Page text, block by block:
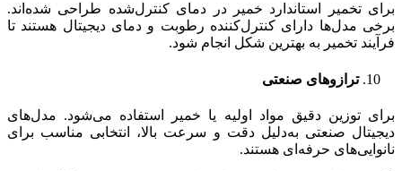
برای تخمیر استاندارد خمیر در دمای کنترل‌شده طراحی شده‌اند.
برخی مدل‌ها دارای کنترل‌کننده رطوبت و دمای دیجیتال هستند تا
فرآیند تخمیر به بهترین شکل انجام شود.
ترازوهای صنعتی
برای توزین دقیق مواد اولیه یا خمیر استفاده می‌شود. مدل‌های
دیجیتال صنعتی به‌دلیل دقت و سرعت بالا، انتخابی مناسب برای
نانوایی‌های حرفه‌ای هستند.